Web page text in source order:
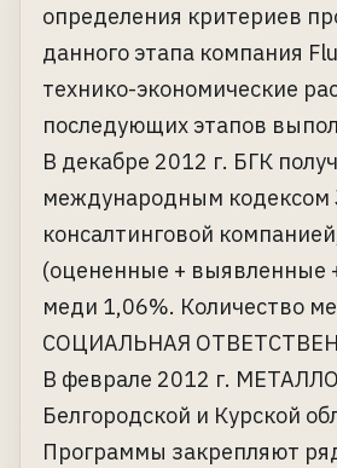
определения критериев
данного этапа компания
технико-экономические
последующих этапов
В декабре 2012 г. БГК
международным кодексом
консалтинговой
(оцененные + выявленные
меди 1,06%. Количество
СОЦИАЛЬНАЯ
В феврале 2012 г.
Белгородской и Курской
Программы закрепляют